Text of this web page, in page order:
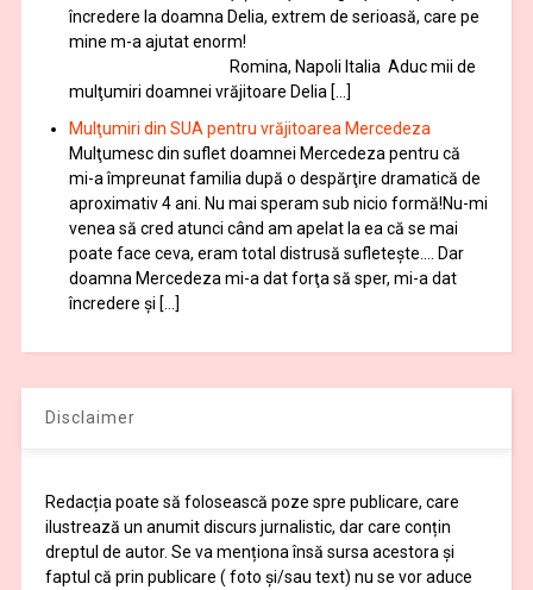
încredere la doamna Delia, extrem de serioasă, care pe
mine m-a ajutat enorm!
Romina, Napoli Italia Aduc mii de
mulţumiri doamnei vrăjitoare Delia […]
Mulţumiri din SUA pentru vrăjitoarea Mercedeza
Mulţumesc din suflet doamnei Mercedeza pentru că
mi-a împreunat familia după o despărţire dramatică de
aproximativ 4 ani. Nu mai speram sub nicio formă!Nu-mi
venea să cred atunci când am apelat la ea că se mai
poate face ceva, eram total distrusă sufleteşte…. Dar
doamna Mercedeza mi-a dat forţa să sper, mi-a dat
încredere şi […]
Disclaimer
Redacția poate să folosească poze spre publicare, care
ilustrează un anumit discurs jurnalistic, dar care conțin
dreptul de autor. Se va menționa însă sursa acestora și
faptul că prin publicare ( foto și/sau text) nu se vor aduce